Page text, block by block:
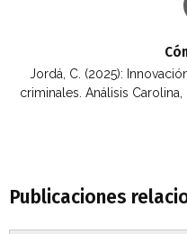
Jordá, C. (2025):
criminales. Análisis Carolina,
Publicaciones